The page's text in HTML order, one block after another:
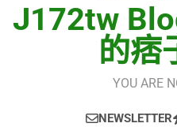
J172tw
的痞
YOU ARE
NEWSLETTER